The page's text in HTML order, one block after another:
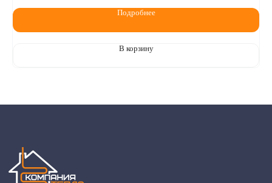
Подробнее
В корзину